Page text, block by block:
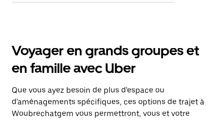
Voyager en grands groupes et
en famille avec Uber
Que vous ayez besoin de plus d'espace ou
d'aménagements spécifiques, ces options de trajet à
Woubrechatgem vous permettront, vous et votre